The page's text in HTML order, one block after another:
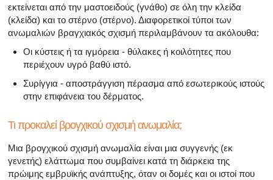
εκτείνεται από την μαστοειδούς (γνάθο) σε όλη την κλείδα
(κλείδα) και το στέρνο (στέρνο). Διαφορετικοί τύποι των
ανωμαλιών βραγχιακός σχισμή περιλαμβάνουν τα ακόλουθα:
Οι κύστεις ή τα ιγμόρεια - θύλακες ή κοιλότητες που
περιέχουν υγρό βαθύ ιστό.
Συρίγγια - αποστράγγιση πέρασμα από εσωτερικούς ιστούς
στην επιφάνεια του δέρματος.
Τι προκαλεί βρογχικού σχισμή ανωμαλία;
Μια βρογχικού σχισμή ανωμαλία είναι μια συγγενής (εκ
γενετής) ελάττωμα που συμβαίνει κατά τη διάρκεια της
πρώιμης εμβρυϊκής ανάπτυξης, όταν οι δομές και οι ιστοί που